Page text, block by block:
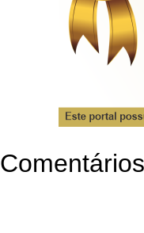
Comentários